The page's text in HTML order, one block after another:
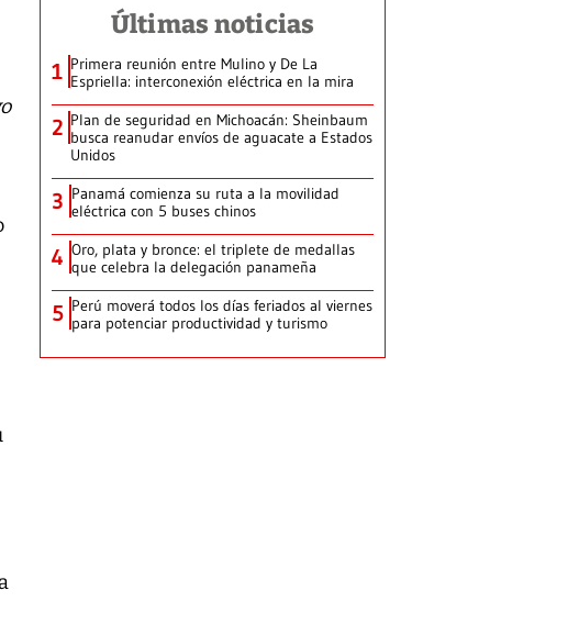
Últimas noticias
1 Primera reunión entre Mulino y De La
Espriella: interconexión eléctrica en la mira
2 Plan de seguridad en Michoacán: Sheinbaum
busca reanudar envíos de aguacate a Estados
Unidos
3 Panamá comienza su ruta a la movilidad
eléctrica con 5 buses chinos
4 Oro, plata y bronce: el triplete de medallas
que celebra la delegación panameña
5 Perú moverá todos los días feriados al viernes
para potenciar productividad y turismo